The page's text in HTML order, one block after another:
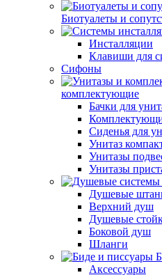
Биотуалеты и
Инсталляции
Клавиши для
Сифоны
комплектующие
Бачки для
Сиденья для
Унитаз
Унитазы
Унитазы
Душевые
Верхний душ
Душевые
Боковой душ
Шланги
Аксессуары